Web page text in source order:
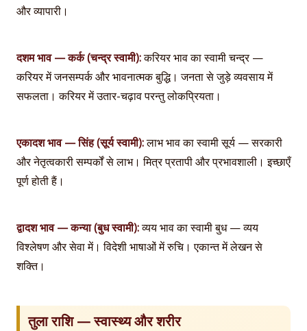
और व्यापारी।
दशम भाव — कर्क (चन्द्र स्वामी):करियर भाव का स्वामी चन्द्र —
करियर में जनसम्पर्क और भावनात्मक बुद्धि। जनता से जुड़े व्यवसाय में
सफलता। करियर में उतार-चढ़ाव परन्तु लोकप्रियता।
एकादश भाव — सिंह (सूर्य स्वामी):लाभ भाव का स्वामी सूर्य — सरकारी
और नेतृत्वकारी सम्पर्कों से लाभ। मित्र प्रतापी और प्रभावशाली। इच्छाएँ
पूर्ण होती हैं।
द्वादश भाव — कन्या (बुध स्वामी):व्यय भाव का स्वामी बुध — व्यय
विश्लेषण और सेवा में। विदेशी भाषाओं में रुचि। एकान्त में लेखन से
शक्ति।
तुला राशि — स्वास्थ्य और शरीर